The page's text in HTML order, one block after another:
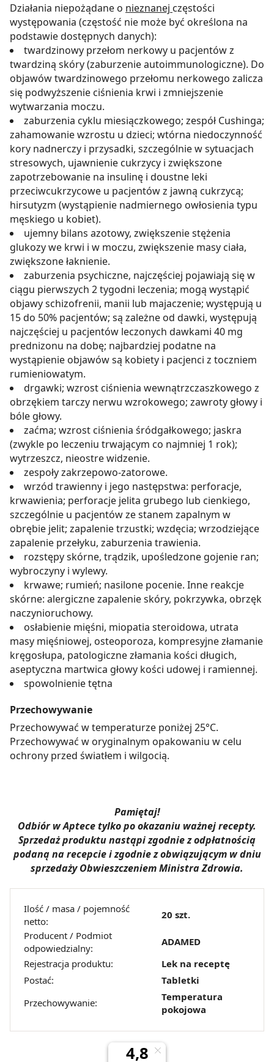
Działania niepożądane o nieznanej częstości
występowania (częstość nie może być określona na
podstawie dostępnych danych):
twardzinowy przełom nerkowy u pacjentów z
twardziną skóry (zaburzenie autoimmunologiczne). Do
objawów twardzinowego przełomu nerkowego zalicza
się podwyższenie ciśnienia krwi i zmniejszenie
wytwarzania moczu.
zaburzenia cyklu miesiączkowego; zespół Cushinga;
zahamowanie wzrostu u dzieci; wtórna niedoczynność
kory nadnerczy i przysadki, szczególnie w sytuacjach
stresowych, ujawnienie cukrzycy i zwiększone
zapotrzebowanie na insulinę i doustne leki
przeciwcukrzycowe u pacjentów z jawną cukrzycą;
hirsutyzm (wystąpienie nadmiernego owłosienia typu
męskiego u kobiet).
ujemny bilans azotowy, zwiększenie stężenia
glukozy we krwi i w moczu, zwiększenie masy ciała,
zwiększone łaknienie.
zaburzenia psychiczne, najczęściej pojawiają się w
ciągu pierwszych 2 tygodni leczenia; mogą wystąpić
objawy schizofrenii, manii lub majaczenie; występują u
15 do 50% pacjentów; są zależne od dawki, występują
najczęściej u pacjentów leczonych dawkami 40 mg
prednizonu na dobę; najbardziej podatne na
wystąpienie objawów są kobiety i pacjenci z toczniem
rumieniowatym.
drgawki; wzrost ciśnienia wewnątrzczaszkowego z
obrzękiem tarczy nerwu wzrokowego; zawroty głowy i
bóle głowy.
zaćma; wzrost ciśnienia śródgałkowego; jaskra
(zwykle po leczeniu trwającym co najmniej 1 rok);
wytrzeszcz, nieostre widzenie.
zespoły zakrzepowo-zatorowe.
wrzód trawienny i jego następstwa: perforacje,
krwawienia; perforacje jelita grubego lub cienkiego,
szczególnie u pacjentów ze stanem zapalnym w
obrębie jelit; zapalenie trzustki; wzdęcia; wrzodziejące
zapalenie przełyku, zaburzenia trawienia.
rozstępy skórne, trądzik, upośledzone gojenie ran;
wybroczyny i wylewy.
krwawe; rumień; nasilone pocenie. Inne reakcje
skórne: alergiczne zapalenie skóry, pokrzywka, obrzęk
naczynioruchowy.
osłabienie mięśni, miopatia steroidowa, utrata
masy mięśniowej, osteoporoza, kompresyjne złamanie
kręgosłupa, patologiczne złamania kości długich,
aseptyczna martwica głowy kości udowej i ramiennej.
spowolnienie tętna
Przechowywanie
Przechowywać w temperaturze poniżej 25°C.
Przechowywać w oryginalnym opakowaniu w celu
ochrony przed światłem i wilgocią.
Pamiętaj!
Odbiór w Aptece tylko po okazaniu ważnej recepty.
Sprzedaż produktu nastąpi zgodnie z odpłatnością
podaną na recepcie i zgodnie z obwiązującym w dniu
sprzedaży Obwieszczeniem Ministra Zdrowia.
Ilość / masa / pojemność
netto:
20 szt.
Producent / Podmiot
odpowiedzialny:
ADAMED
Rejestracja produktu:
Lek na receptę
Postać:
Tabletki
Przechowywanie:
Temperatura
pokojowa